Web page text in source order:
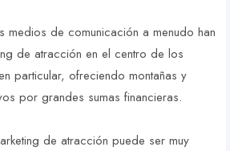
medios de comunicación a menudo han
de atracción en el centro de los
particular, ofreciendo montañas y
por grandes sumas financieras.
de atracción puede ser muy